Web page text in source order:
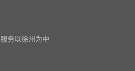
务以徐州为中